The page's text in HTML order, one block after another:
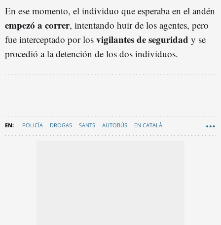
En ese momento, el individuo que esperaba en el andén
empezó a correr, intentando huir de los agentes, pero
fue interceptado por los vigilantes de seguridad y se
procedió a la detención de los dos individuos.
POLICÍA DROGAS SANTS AUTOBÚS EN CATALÀ